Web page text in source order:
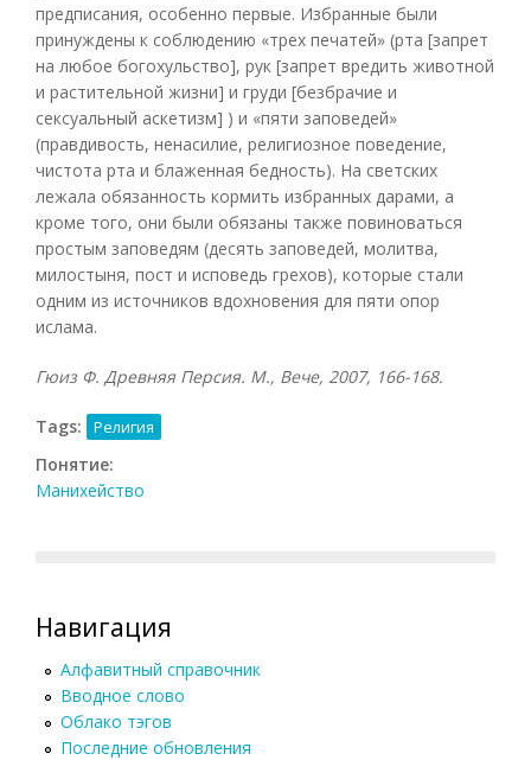
предписания, особенно первые. Избранные были
принуждены к соблюдению «трех печатей» (рта [запрет
на любое богохульство], рук [запрет вредить животной
и растительной жизни] и груди [безбрачие и
сексуальный аскетизм] ) и «пяти заповедей»
(правдивость, ненасилие, религиозное поведение,
чистота рта и блаженная бедность). На светских
лежала обязанность кормить избранных дарами, а
кроме того, они были обязаны также повиноваться
простым заповедям (десять заповедей, молитва,
милостыня, пост и исповедь грехов), которые стали
одним из источников вдохновения для пяти опор
ислама.
Гюиз Ф. Древняя Персия. М., Вече, 2007, 166-168.
Tags: Религия
Понятие:
Манихейство
Навигация
Алфавитный справочник
Вводное слово
Облако тэгов
Последние обновления